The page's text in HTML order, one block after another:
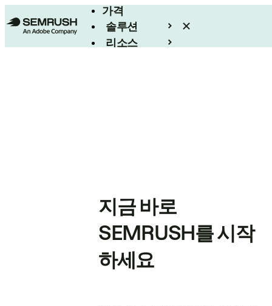
가격
솔루션
리소스
지금 바로
SEMRUSH를 시작
하세요